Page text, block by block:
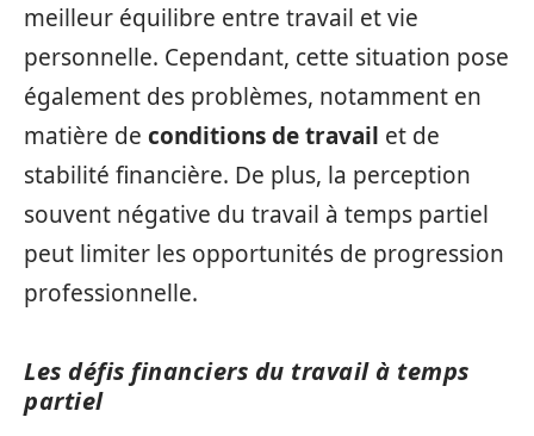
meilleur équilibre entre travail et vie
personnelle. Cependant, cette situation pose
également des problèmes, notamment en
matière de conditions de travail et de
stabilité financière. De plus, la perception
souvent négative du travail à temps partiel
peut limiter les opportunités de progression
professionnelle.
Les défis financiers du travail à temps
partiel